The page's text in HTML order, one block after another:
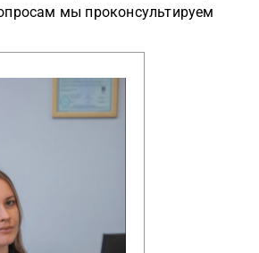
мы проконсультируем